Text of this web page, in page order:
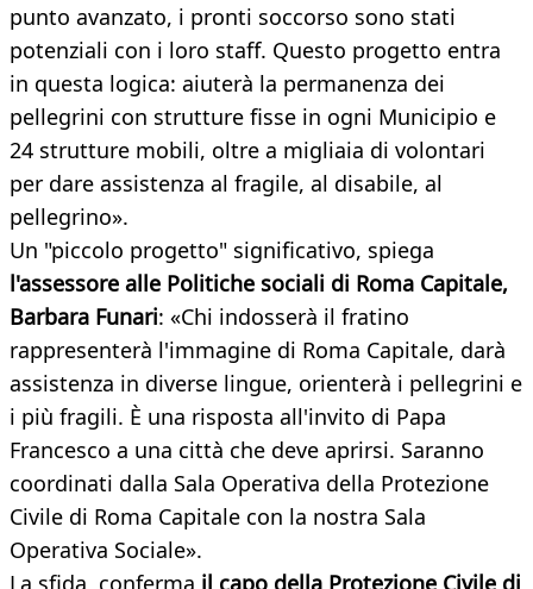
punto avanzato, i pronti soccorso sono stati
potenziali con i loro staff. Questo progetto entra
in questa logica: aiuterà la permanenza dei
pellegrini con strutture fisse in ogni Municipio e
24 strutture mobili, oltre a migliaia di volontari
per dare assistenza al fragile, al disabile, al
pellegrino».
Un "piccolo progetto" significativo, spiega
l'assessore alle Politiche sociali di Roma Capitale,
Barbara Funari: «Chi indosserà il fratino
rappresenterà l'immagine di Roma Capitale, darà
assistenza in diverse lingue, orienterà i pellegrini e
i più fragili. È una risposta all'invito di Papa
Francesco a una città che deve aprirsi. Saranno
coordinati dalla Sala Operativa della Protezione
Civile di Roma Capitale con la nostra Sala
Operativa Sociale».
La sfida, conferma il capo della Protezione Civile di